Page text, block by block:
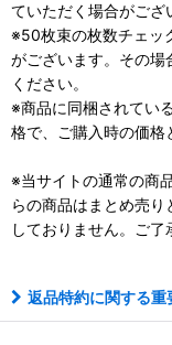
ていただく場合がござ
※50枚束の枚数チェッ
がございます。その場
ください。
※商品に同梱されてい
格で、ご購入時の価格
※当サイトの通常の商
らの商品はまとめ売
しておりません。ご了
返品特約に関する重